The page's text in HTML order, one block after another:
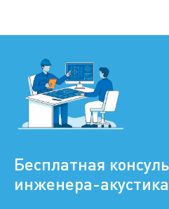
Бесплатная
инженера-акустика